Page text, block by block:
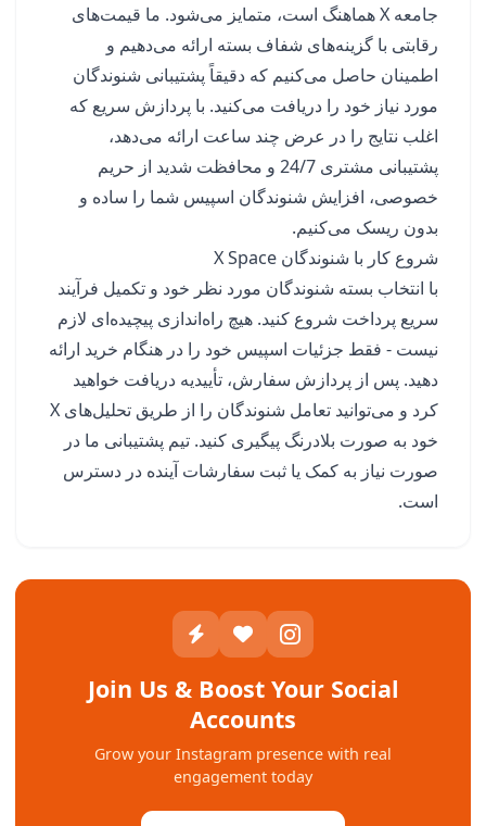
جامعه X هماهنگ است، متمایز می‌شود. ما قیمت‌های
رقابتی با گزینه‌های شفاف بسته ارائه می‌دهیم و
اطمینان حاصل می‌کنیم که دقیقاً پشتیبانی شنوندگان
مورد نیاز خود را دریافت می‌کنید. با پردازش سریع که
اغلب نتایج را در عرض چند ساعت ارائه می‌دهد،
پشتیبانی مشتری 24/7 و محافظت شدید از حریم
خصوصی، افزایش شنوندگان اسپیس شما را ساده و
بدون ریسک می‌کنیم.
شروع کار با شنوندگان X Space
با انتخاب بسته شنوندگان مورد نظر خود و تکمیل فرآیند
سریع پرداخت شروع کنید. هیچ راه‌اندازی پیچیده‌ای لازم
نیست - فقط جزئیات اسپیس خود را در هنگام خرید ارائه
دهید. پس از پردازش سفارش، تأییدیه دریافت خواهید
کرد و می‌توانید تعامل شنوندگان را از طریق تحلیل‌های X
خود به صورت بلادرنگ پیگیری کنید. تیم پشتیبانی ما در
صورت نیاز به کمک یا ثبت سفارشات آینده در دسترس
است.
Join Us & Boost Your Social
Accounts
Grow your Instagram presence with real
engagement today